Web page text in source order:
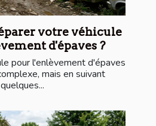
votre véhicule
d'épaves ?
pour l'enlèvement d'épaves
mais en suivant
quelques...